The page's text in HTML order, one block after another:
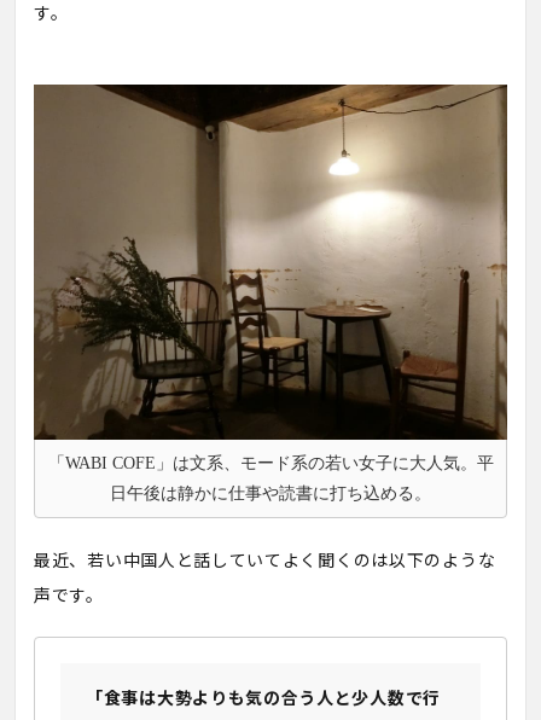
す。
「WABI COFE」は文系、モード系の若い女子に大人気。平
日午後は静かに仕事や読書に打ち込める。
最近、若い中国人と話していてよく聞くのは以下のような
声です。
「食事は大勢よりも気の合う人と少人数で行